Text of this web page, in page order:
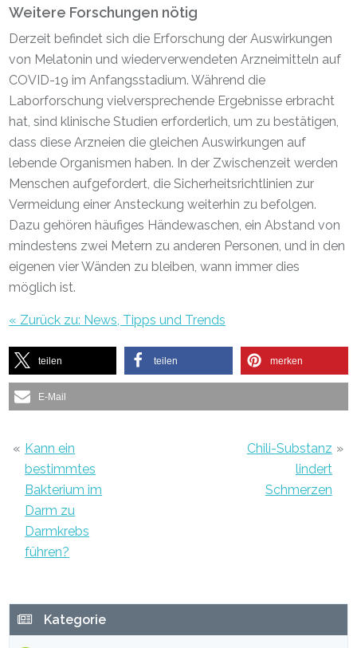
Weitere Forschungen nötig
Derzeit befindet sich die Erforschung der Auswirkungen
von Melatonin und wiederverwendeten Arzneimitteln auf
COVID-19 im Anfangsstadium. Während die
Laborforschung vielversprechende Ergebnisse erbracht
hat, sind klinische Studien erforderlich, um zu bestätigen,
dass diese Arzneien die gleichen Auswirkungen auf
lebende Organismen haben. In der Zwischenzeit werden
Menschen aufgefordert, die Sicherheitsrichtlinien zur
Vermeidung einer Ansteckung weiterhin zu befolgen.
Dazu gehören häufiges Händewaschen, ein Abstand von
mindestens zwei Metern zu anderen Personen, und in den
eigenen vier Wänden zu bleiben, wann immer dies
möglich ist.
« Zurück zu: News, Tipps und Trends
teilen teilen merken
E-Mail
« Kann ein
bestimmtes
Bakterium im
Darm zu
Darmkrebs
führen?
Chili-Substanz
lindert
Schmerzen
»
Haupt-
Sidebar
Kategorie